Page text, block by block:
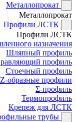
Металлопрокат
Металлопрокат
Профили ЛСТК
Профили ЛСТК
назначения
Шляпный профиль
профиль
Стоечный профиль
Z-образные профили
Σ-профиль
Термопрофиль
Крепеж для ЛСТК
трубы